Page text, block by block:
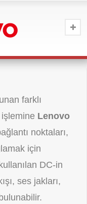
farklı
işlemine Lenovo
noktaları,
için
DC-in
ses jakları,